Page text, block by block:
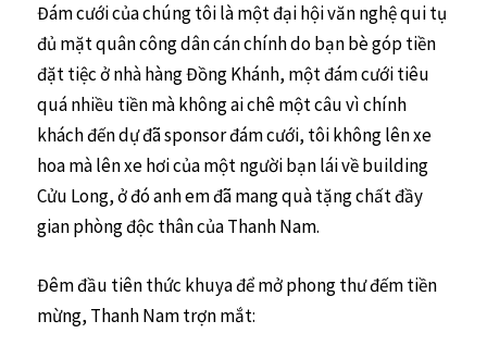
Đám cưới của chúng tôi là một đại hội văn nghệ qui tụ
đủ mặt quân công dân cán chính do bạn bè góp tiền
đặt tiệc ở nhà hàng Đồng Khánh, một đám cưới tiêu
quá nhiều tiền mà không ai chê một câu vì chính
khách đến dự đã sponsor đám cưới, tôi không lên xe
hoa mà lên xe hơi của một người bạn lái về building
Cửu Long, ở đó anh em đã mang quà tặng chất đầy
gian phòng độc thân của Thanh Nam.
Đêm đầu tiên thức khuya để mở phong thư đếm tiền
mừng, Thanh Nam trợn mắt: